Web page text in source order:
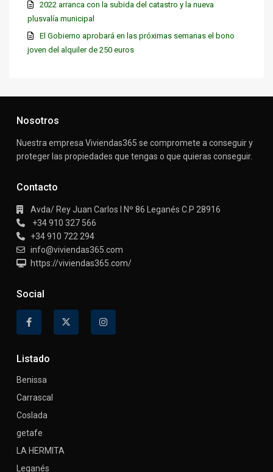
2022 arranca con la subida del catastro y la nueva
plusvalía municipal
El Gobierno aprobará en las próximas semanas el bono
joven del alquiler de 250 euros
Nosotros
Nuestra empresa Viviendas365 se compromete a conseguir y
proteger las propiedades que tengas o que quieras conseguir.
Contacto
Avda/ Rey Juan Carlos I Nº 86 Leganés C.P 28916
+34 910 327 566
+34 910 722 294
info@viviendas365.com
https://viviendas365.com/
Social
Listado
Benissa
Carrascal
Coslada
getafe
LA HERMITA
Leganés